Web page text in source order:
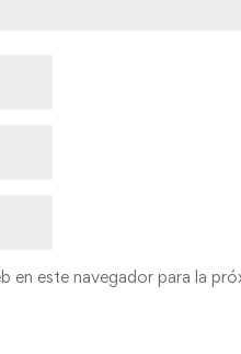
en este navegador para la